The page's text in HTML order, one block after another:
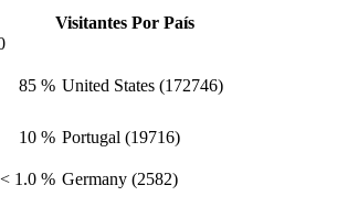
Visitantes Por País
85 % United States (172746)
10 % Portugal (19716)
< 1.0 % Germany (2582)